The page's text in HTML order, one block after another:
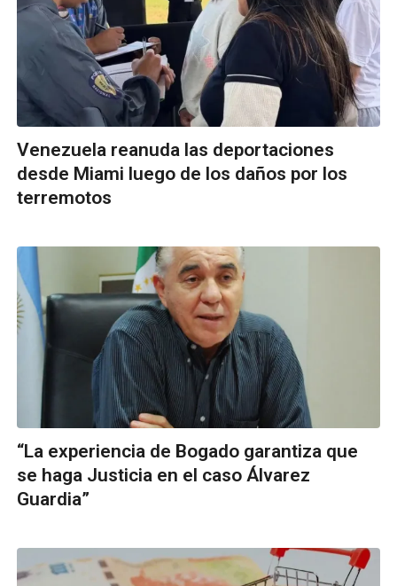
Venezuela reanuda las deportaciones
desde Miami luego de los daños por los
terremotos
“La experiencia de Bogado garantiza que
se haga Justicia en el caso Álvarez
Guardia”